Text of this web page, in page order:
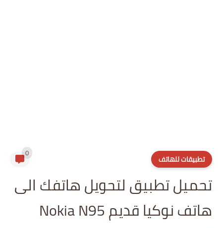
تطبيقات للهاتف 0
تحميل تطبيق لتحويل هاتفك الى
هاتف نوكيا قديم Nokia N95